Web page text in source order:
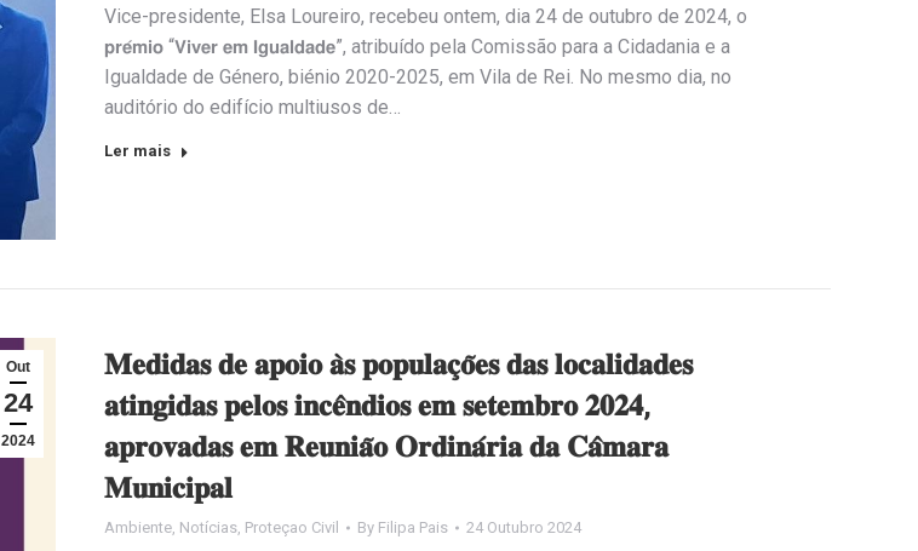
Vice-presidente, Elsa Loureiro, recebeu ontem, dia 24 de outubro de 2024, o
𝗽𝗿𝗲́𝗺𝗶𝗼 “𝗩𝗶𝘃𝗲𝗿 𝗲𝗺 𝗜𝗴𝘂𝗮𝗹𝗱𝗮𝗱𝗲”, atribuído pela Comissão para a Cidadania e a
Igualdade de Género, biénio 2020-2025, em Vila de Rei. No mesmo dia, no
auditório do edifício multiusos de…
Ler mais
Out
24
2024
𝐌𝐞𝐝𝐢𝐝𝐚𝐬 𝐝𝐞 𝐚𝐩𝐨𝐢𝐨 𝐚̀𝐬 𝐩𝐨𝐩𝐮𝐥𝐚𝐜̧𝐨̃𝐞𝐬 𝐝𝐚𝐬 𝐥𝐨𝐜𝐚𝐥𝐢𝐝𝐚𝐝𝐞𝐬
𝐚𝐭𝐢𝐧𝐠𝐢𝐝𝐚𝐬 𝐩𝐞𝐥𝐨𝐬 𝐢𝐧𝐜𝐞̂𝐧𝐝𝐢𝐨𝐬 𝐞𝐦 𝐬𝐞𝐭𝐞𝐦𝐛𝐫𝐨 𝟐𝟎𝟐𝟒,
𝐚𝐩𝐫𝐨𝐯𝐚𝐝𝐚𝐬 𝐞𝐦 𝐑𝐞𝐮𝐧𝐢𝐚̃𝐨 𝐎𝐫𝐝𝐢𝐧𝐚́𝐫𝐢𝐚 𝐝𝐚 𝐂𝐚̂𝐦𝐚𝐫𝐚
𝐌𝐮𝐧𝐢𝐜𝐢𝐩𝐚𝐥
Ambiente, Notícias, Proteçao Civil By Filipa Pais 24 Outubro 2024